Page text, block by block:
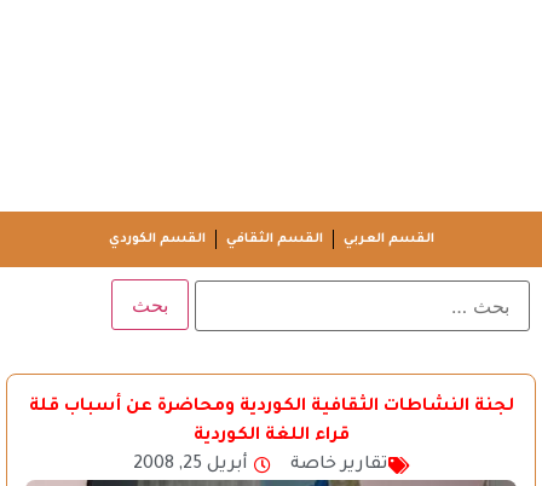
القسم العربي القسم الثقافي القسم الكوردي
لجنة النشاطات الثقافية الكوردية ومحاضرة عن أسباب قلة
قراء اللغة الكوردية
تقارير خاصة
أبريل 25, 2008